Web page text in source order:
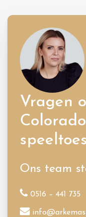
Vragen
Ons team
0516 – 441 735